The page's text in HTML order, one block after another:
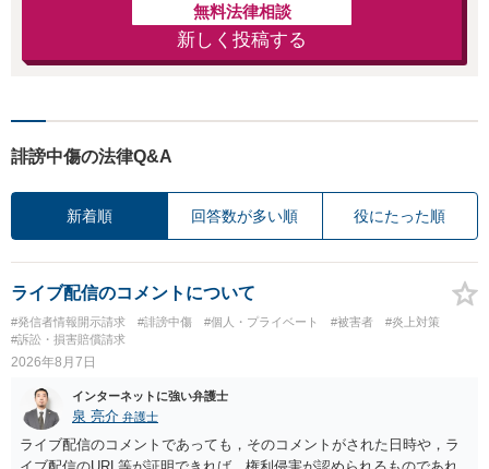
無料法律相談
新しく投稿する
誹謗中傷の法律Q&A
新着順 回答数が多い順 役にたった順
ライブ配信のコメントについて
#発信者情報開示請求 #誹謗中傷 #個人・プライベート #被害者
#炎上対策
#訴訟・損害賠償請求
2026年8月7日
インターネットに強い弁護士
泉 亮介 弁護士
ライブ配信のコメントであっても，そのコメントがされた日時や，ラ
イブ配信のURL等が証明できれば，権利侵害が認められるものであれ